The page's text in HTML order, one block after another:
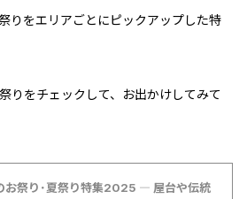
りをエリアごとにピックアップした特
りをチェックして、お出かけしてみて
お祭り･夏祭り特集2025 ― 屋台や伝統